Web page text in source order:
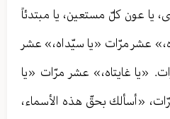
يا عون كلّ مستعين، يا مبتدئاً
عشر مرّات «يا سيّداه،» عشر
«يا غايتاه،» عشر مرّات «يا
«أسألك بحقّ هذه الأسماء،